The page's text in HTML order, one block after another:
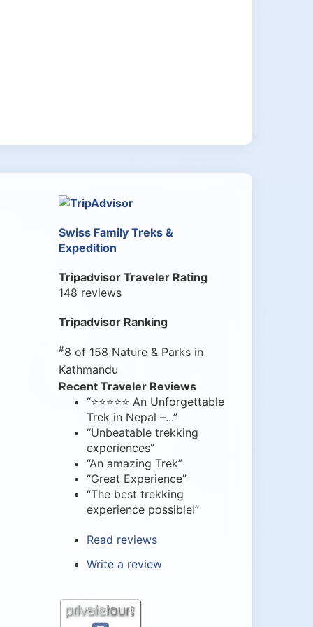
Swiss Family Treks &
Expedition
Tripadvisor Traveler Rating
148 reviews
Tripadvisor Ranking
#8 of 158 Nature & Parks in
Kathmandu
Recent Traveler Reviews
“⭐⭐⭐⭐⭐ An Unforgettable
Trek in Nepal –...”
“Unbeatable trekking
experiences”
“An amazing Trek”
“Great Experience”
“The best trekking
experience possible!”
Read reviews
Write a review